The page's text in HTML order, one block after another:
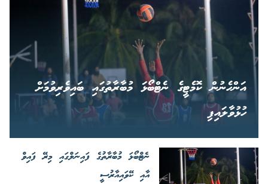
އަންހެނުން ކޮމެޓީގެ ނެޓްބޯޅަ މުބާރާތުގައި ބައިވެރިވުމަށް
ހުޅުވާލައިފި
ނެޓްބޯޅަ މުބާރާތުގެ ފައިނަލްގައި މިރޭ ފައިވް
އާއި ކޭވައިއާރުސީ